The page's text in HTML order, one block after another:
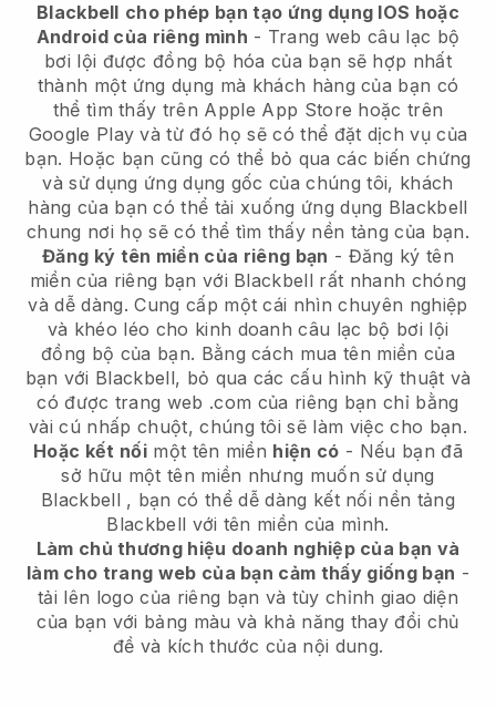
Blackbell cho phép bạn tạo ứng dụng IOS hoặc
Android của riêng mình - Trang web câu lạc bộ
bơi lội được đồng bộ hóa của bạn sẽ hợp nhất
thành một ứng dụng mà khách hàng của bạn có
thể tìm thấy trên Apple App Store hoặc trên
Google Play và từ đó họ sẽ có thể đặt dịch vụ của
bạn. Hoặc bạn cũng có thể bỏ qua các biến chứng
và sử dụng ứng dụng gốc của chúng tôi, khách
hàng của bạn có thể tải xuống ứng dụng Blackbell
chung nơi họ sẽ có thể tìm thấy nền tảng của bạn.
Đăng ký tên miền của riêng bạn - Đăng ký tên
miền của riêng bạn với Blackbell rất nhanh chóng
và dễ dàng.Cung cấp một cái nhìn chuyên nghiệp
và khéo léo cho kinh doanh câu lạc bộ bơi lội
đồng bộ của bạn. Bằng cách mua tên miền của
bạn với Blackbell, bỏ qua các cấu hình kỹ thuật và
có được trang web .com của riêng bạn chỉ bằng
vài cú nhấp chuột, chúng tôi sẽ làm việc cho bạn.
Hoặc kết nốimột tên miền hiện có - Nếu bạn đã
sở hữu một tên miền nhưng muốn sử dụng
Blackbell , bạn có thể dễ dàng kết nối nền tảng
Blackbell với tên miền của mình.
Làm chủ thương hiệu doanh nghiệp của bạn và
làm cho trang web của bạn cảm thấy giống bạn -
tải lên logo của riêng bạn và tùy chỉnh giao diện
của bạn với bảng màu và khả năng thay đổi chủ
đề và kích thước của nội dung.